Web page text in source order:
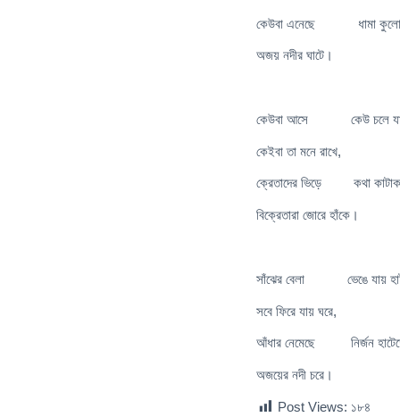
কেউবা এনেছে ধামা কুলো
অজয় নদীর ঘাটে।
কেউবা আসে কেউ চলে
কেইবা তা মনে রাখে,
ক্রেতাদের ভিড়ে কথা
বিক্রেতারা জোরে হাঁকে।
সাঁঝের বেলা ভেঙে যায়
সবে ফিরে যায় ঘরে,
আঁধার নেমেছে নির্জন
অজয়ের নদী চরে।
Post Views: ১৮৪